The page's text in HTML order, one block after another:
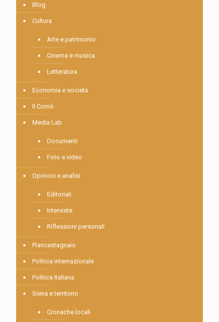
Blog
Cultura
Arte e patrimonio
Cinema e musica
Letteratura
Economia e società
Il Comò
Media Lab
Documenti
Foto e video
Opinioni e analisi
Editoriali
Interviste
Riflessioni personali
Piancastagnaio
Politica internazionale
Politica Italiana
Siena e territorio
Cronache locali